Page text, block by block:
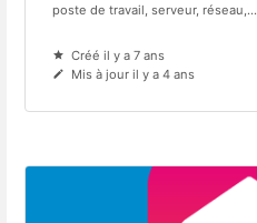
poste de travail, serveur, réseau,...
Créé il y a 7 ans
Mis à jour il y a 4 ans